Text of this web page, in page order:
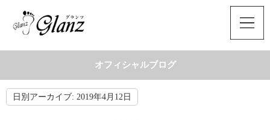
オフィシャルブログ
日別アーカイブ: 2019年4月12日